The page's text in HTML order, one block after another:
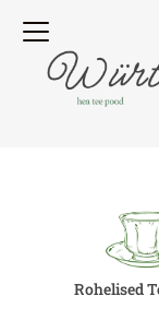
Rohelised